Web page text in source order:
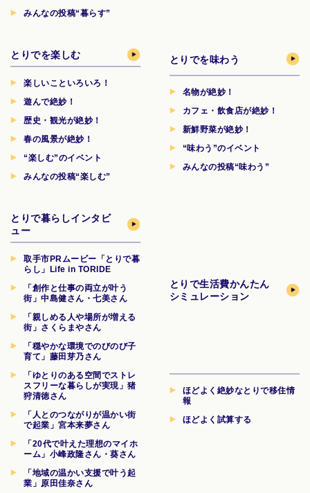
みんなの投稿“暮らす”
とりでを楽しむ
楽しいこといろいろ！
遊んで絶妙！
歴史・観光が絶妙！
春の風景が絶妙！
“楽しむ”のイベント
みんなの投稿“楽しむ”
とりでを味わう
名物が絶妙！
カフェ・飲食店が絶妙！
新鮮野菜が絶妙！
“味わう”のイベント
みんなの投稿“味わう”
とりで暮らしインタビ
ュー
取手市PRムービー「とりで暮
らし」Life in TORIDE
「創作と仕事の両立が叶う
街」中島健さん・七美さん
「親しめる人や場所が増える
街」さくらまやさん
「穏やかな環境でのびのび子
育て」藤田芽乃さん
「ゆとりのある空間でストレ
スフリーな暮らしが実現」猪
狩清徳さん
「人とのつながりが温かい街
で起業」宮本来夢さん
「20代で叶えた理想のマイホ
ーム」小峰政隆さん・葵さん
「地域の温かい支援で叶う起
業」原田佳奈さん
とりで生活費かんたん
シミュレーション
ほどよく絶妙なとりで移住情
報
ほどよく試算する